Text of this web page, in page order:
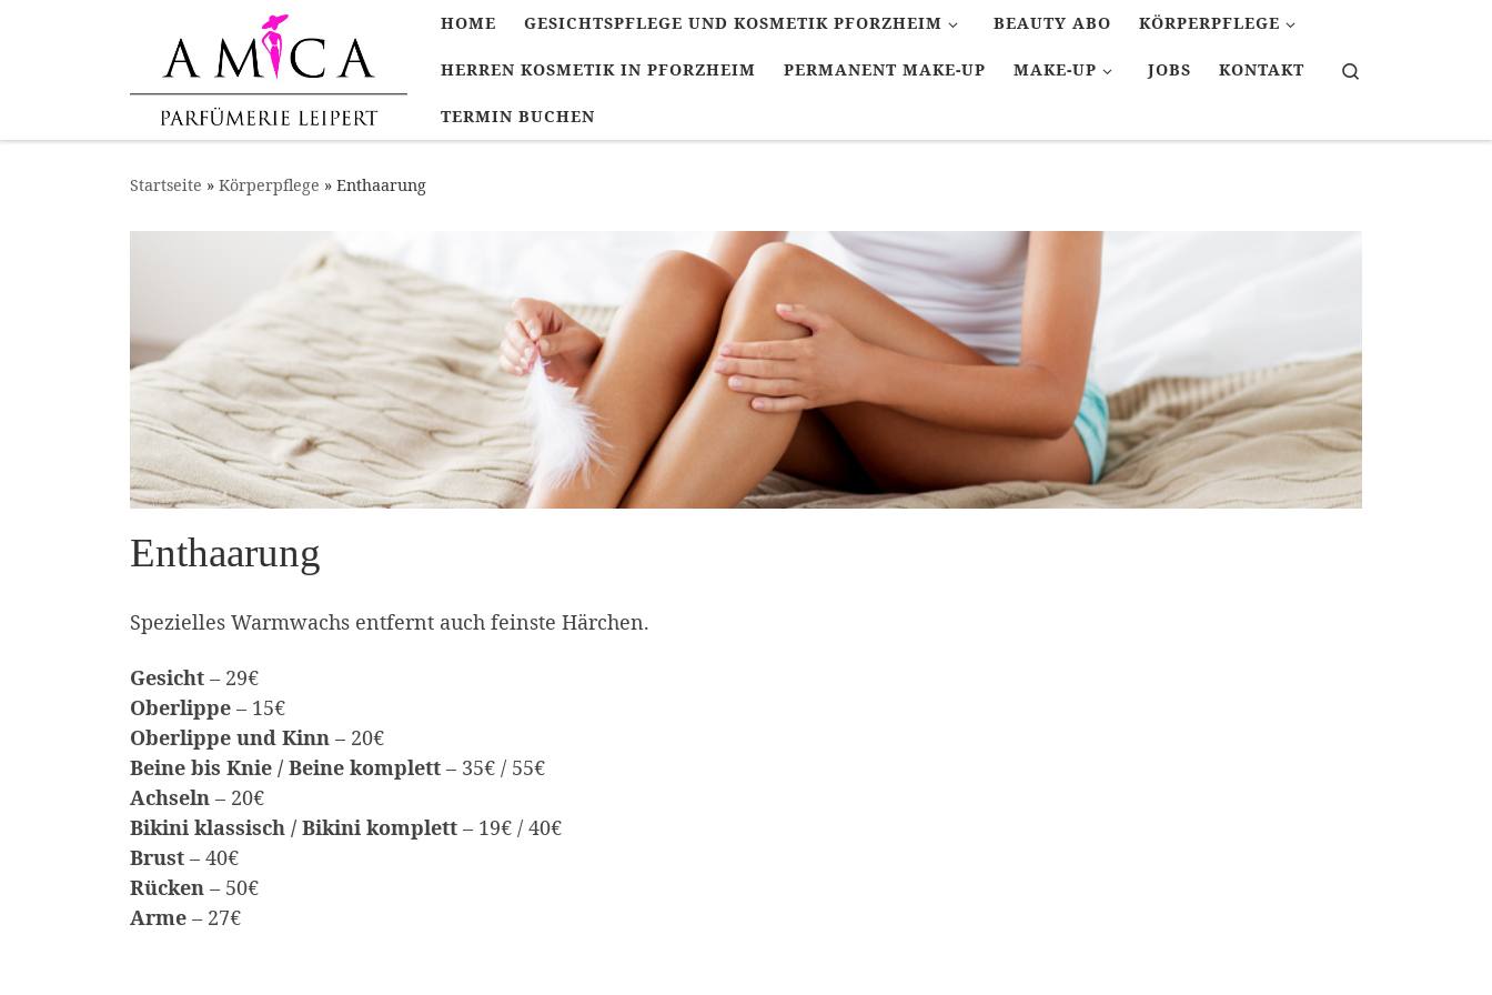
Zum Inhalt springen HOME GESICHTSPFLEGE UND KOSMETIK PFORZHEIM BEAUTY ABO KÖRPERPFLEGE
HERREN KOSMETIK IN PFORZHEIM PERMANENT MAKE-UP MAKE-UP JOBS KONTAKT
TERMIN BUCHEN
Startseite » Körperpflege » Enthaarung
Enthaarung
Spezielles Warmwachs entfernt auch feinste Härchen.
Gesicht – 29€
Oberlippe – 15€
Oberlippe und Kinn – 20€
Beine bis Knie / Beine komplett – 35€ / 55€
Achseln – 20€
Bikini klassisch / Bikini komplett – 19€ / 40€
Brust – 40€
Rücken – 50€
Arme – 27€